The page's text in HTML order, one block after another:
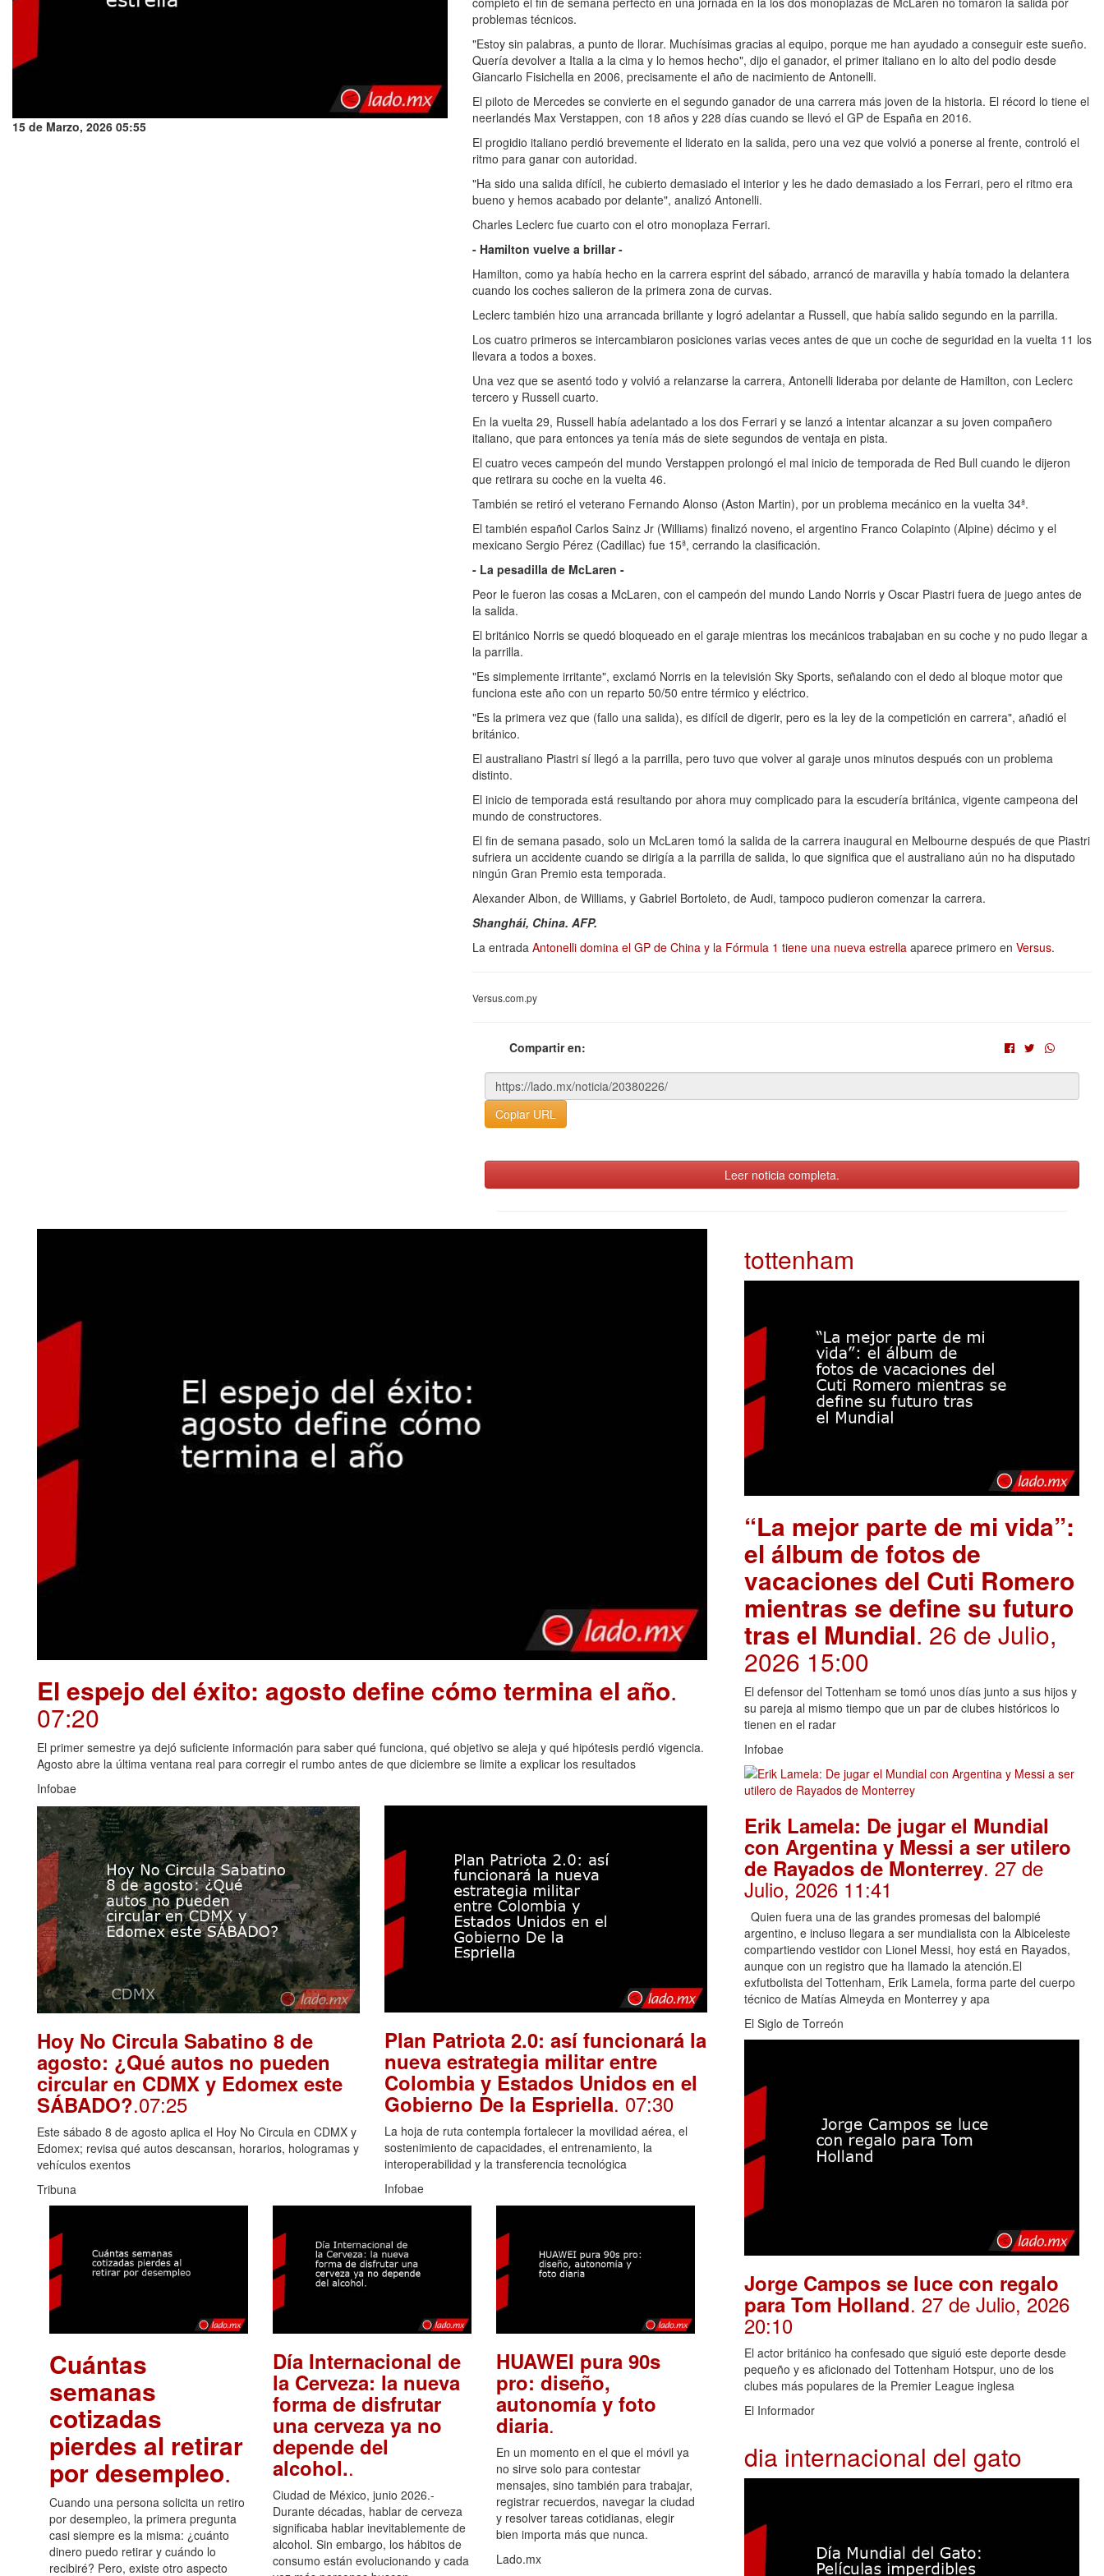
15 de Marzo, 2026 05:55
problemas técnicos.
"Estoy sin palabras, a punto de llorar. Muchísimas gracias al equipo, porque me han ayudado a conseguir este sueño.
Quería devolver a Italia a la cima y lo hemos hecho", dijo el ganador, el primer italiano en lo alto del podio desde
Giancarlo Fisichella en 2006, precisamente el año de nacimiento de Antonelli.
El piloto de Mercedes se convierte en el segundo ganador de una carrera más joven de la historia. El récord lo tiene el
neerlandés Max Verstappen, con 18 años y 228 días cuando se llevó el GP de España en 2016.
El progidio italiano perdió brevemente el liderato en la salida, pero una vez que volvió a ponerse al frente, controló el
ritmo para ganar con autoridad.
"Ha sido una salida difícil, he cubierto demasiado el interior y les he dado demasiado a los Ferrari, pero el ritmo era
bueno y hemos acabado por delante", analizó Antonelli.
Charles Leclerc fue cuarto con el otro monoplaza Ferrari.
- Hamilton vuelve a brillar -
Hamilton, como ya había hecho en la carrera esprint del sábado, arrancó de maravilla y había tomado la delantera
cuando los coches salieron de la primera zona de curvas.
Leclerc también hizo una arrancada brillante y logró adelantar a Russell, que había salido segundo en la parrilla.
Los cuatro primeros se intercambiaron posiciones varias veces antes de que un coche de seguridad en la vuelta 11 los
llevara a todos a boxes.
Una vez que se asentó todo y volvió a relanzarse la carrera, Antonelli lideraba por delante de Hamilton, con Leclerc
tercero y Russell cuarto.
En la vuelta 29, Russell había adelantado a los dos Ferrari y se lanzó a intentar alcanzar a su joven compañero
italiano, que para entonces ya tenía más de siete segundos de ventaja en pista.
El cuatro veces campeón del mundo Verstappen prolongó el mal inicio de temporada de Red Bull cuando le dijeron
que retirara su coche en la vuelta 46.
También se retiró el veterano Fernando Alonso (Aston Martin), por un problema mecánico en la vuelta 34ª.
El también español Carlos Sainz Jr (Williams) finalizó noveno, el argentino Franco Colapinto (Alpine) décimo y el
mexicano Sergio Pérez (Cadillac) fue 15ª, cerrando la clasificación.
- La pesadilla de McLaren -
Peor le fueron las cosas a McLaren, con el campeón del mundo Lando Norris y Oscar Piastri fuera de juego antes de
la salida.
El británico Norris se quedó bloqueado en el garaje mientras los mecánicos trabajaban en su coche y no pudo llegar a
la parrilla.
"Es simplemente irritante", exclamó Norris en la televisión Sky Sports, señalando con el dedo al bloque motor que
funciona este año con un reparto 50/50 entre térmico y eléctrico.
"Es la primera vez que (fallo una salida), es difícil de digerir, pero es la ley de la competición en carrera", añadió el
británico.
El australiano Piastri sí llegó a la parrilla, pero tuvo que volver al garaje unos minutos después con un problema
distinto.
El inicio de temporada está resultando por ahora muy complicado para la escudería británica, vigente campeona del
mundo de constructores.
El fin de semana pasado, solo un McLaren tomó la salida de la carrera inaugural en Melbourne después de que Piastri
sufriera un accidente cuando se dirigía a la parrilla de salida, lo que significa que el australiano aún no ha disputado
ningún Gran Premio esta temporada.
Alexander Albon, de Williams, y Gabriel Bortoleto, de Audi, tampoco pudieron comenzar la carrera.
Shanghái, China. AFP.
La entrada Antonelli domina el GP de China y la Fórmula 1 tiene una nueva estrella aparece primero en Versus.
Versus.com.py
Compartir en:
Copiar URL
Leer noticia completa.
El espejo del éxito: agosto define cómo termina el año.
07:20
El primer semestre ya dejó suficiente información para saber qué funciona, qué objetivo se aleja y qué hipótesis perdió vigencia.
Agosto abre la última ventana real para corregir el rumbo antes de que diciembre se limite a explicar los resultados
Infobae
Hoy No Circula Sabatino 8 de
agosto: ¿Qué autos no pueden
circular en CDMX y Edomex este
SÁBADO?.07:25
Este sábado 8 de agosto aplica el Hoy No Circula en CDMX y
Edomex; revisa qué autos descansan, horarios, hologramas y
vehículos exentos
Tribuna
Plan Patriota 2.0: así funcionará la
nueva estrategia militar entre
Colombia y Estados Unidos en el
Gobierno De la Espriella. 07:30
La hoja de ruta contempla fortalecer la movilidad aérea, el
sostenimiento de capacidades, el entrenamiento, la
interoperabilidad y la transferencia tecnológica
Infobae
Cuántas
semanas
cotizadas
pierdes al retirar
por desempleo.
Cuando una persona solicita un retiro
por desempleo, la primera pregunta
casi siempre es la misma: ¿cuánto
dinero puedo retirar y cuándo lo
recibiré? Pero, existe otro aspecto
Día Internacional de
la Cerveza: la nueva
forma de disfrutar
una cerveza ya no
depende del
alcohol..
Ciudad de México, junio 2026.-
Durante décadas, hablar de cerveza
significaba hablar inevitablemente de
alcohol. Sin embargo, los hábitos de
consumo están evolucionando y cada
HUAWEI pura 90s
pro: diseño,
autonomía y foto
diaria.
En un momento en el que el móvil ya
no sirve solo para contestar
mensajes, sino también para trabajar,
registrar recuerdos, navegar la ciudad
y resolver tareas cotidianas, elegir
bien importa más que nunca.
Lado.mx
tottenham
“La mejor parte de mi vida”:
el álbum de fotos de
vacaciones del Cuti Romero
mientras se define su futuro
tras el Mundial. 26 de Julio,
2026 15:00
El defensor del Tottenham se tomó unos días junto a sus hijos y
su pareja al mismo tiempo que un par de clubes históricos lo
tienen en el radar
Infobae
Erik Lamela: De jugar el Mundial
con Argentina y Messi a ser utilero
de Rayados de Monterrey. 27 de
Julio, 2026 11:41
Quien fuera una de las grandes promesas del balompié
argentino, e incluso llegara a ser mundialista con la Albiceleste
compartiendo vestidor con Lionel Messi, hoy está en Rayados,
aunque con un registro que ha llamado la atención.El
exfutbolista del Tottenham, Erik Lamela, forma parte del cuerpo
técnico de Matías Almeyda en Monterrey y apa
El Siglo de Torreón
Jorge Campos se luce con regalo
para Tom Holland. 27 de Julio, 2026
20:10
El actor británico ha confesado que siguió este deporte desde
pequeño y es aficionado del Tottenham Hotspur, uno de los
clubes más populares de la Premier League inglesa
El Informador
dia internacional del gato